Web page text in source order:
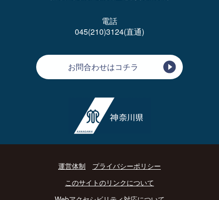
電話
045(210)3124(直通)
お問合わせはコチラ
運営体制
プライバシーポリシー
このサイトのリンクについて